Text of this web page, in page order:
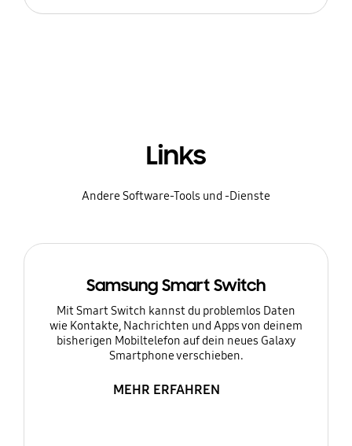
Links
Andere Software-Tools und -Dienste
Samsung Smart Switch
Mit Smart Switch kannst du problemlos Daten
wie Kontakte, Nachrichten und Apps von deinem
bisherigen Mobiltelefon auf dein neues Galaxy
Smartphone verschieben.
MEHR ERFAHREN